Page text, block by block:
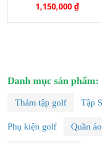
1,150,000 ₫
Danh mục sản phẩm:
Thảm tập golf Tập
Phụ kiện golf Quần